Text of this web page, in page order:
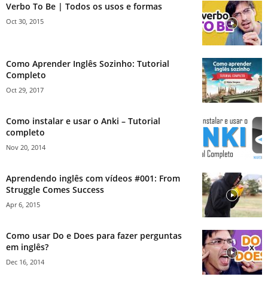
Verbo To Be | Todos os usos e formas
Oct 30, 2015
Como Aprender Inglês Sozinho: Tutorial
Completo
Oct 29, 2017
Como instalar e usar o Anki – Tutorial
completo
Nov 20, 2014
Aprendendo inglês com vídeos #001: From
Struggle Comes Success
Apr 6, 2015
Como usar Do e Does para fazer perguntas
em inglês?
Dec 16, 2014